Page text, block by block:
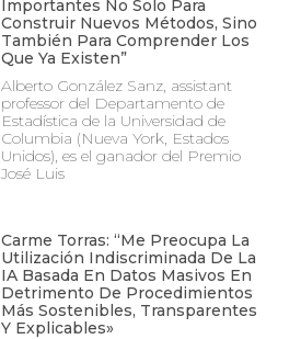
Importantes No Solo Para
Construir Nuevos Métodos, Sino
También Para Comprender Los
Que Ya Existen”
Alberto González Sanz, assistant
professor del Departamento de
Estadística de la Universidad de
Columbia (Nueva York, Estados
Unidos), es el ganador del Premio
José Luis
Carme Torras: “Me Preocupa La
Utilización Indiscriminada De La
IA Basada En Datos Masivos En
Detrimento De Procedimientos
Más Sostenibles, Transparentes
Y Explicables»